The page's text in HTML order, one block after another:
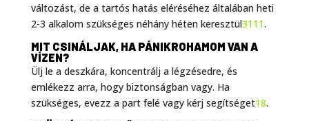
változást, de a tartós hatás eléréséhez általában heti
2-3 alkalom szükséges néhány héten keresztül3111.
MIT CSINÁLJAK, HA PÁNIKROHAMOM VAN A
VÍZEN?
Ülj le a deszkára, koncentrálj a légzésedre, és
emlékezz arra, hogy biztonságban vagy. Ha
szükséges, evezz a part felé vagy kérj segítséget18.